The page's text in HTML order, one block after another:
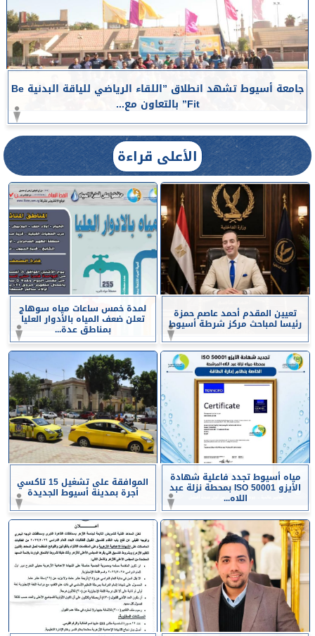
جامعة أسيوط تشهد انطلاق ”اللقاء الرياضي للياقة البدنية Be
Fit” بالتعاون مع...
الأعلى قراءة
تعيين المقدم أحمد عاصم حمزة
رئيسا لمباحث مركز شرطة أسيوط
لمدة خمس ساعات مياه سوهاج
تعلن ضعف المياه بالأدوار العليا
بمناطق عدة...
مياه أسيوط تجدد فاعلية شهادة
الأيزو ISO 50001 بمحطة نزلة عبد
اللاه...
الموافقة على تشغيل 15 تاكسي
أجرة بمدينة أسيوط الجديدة